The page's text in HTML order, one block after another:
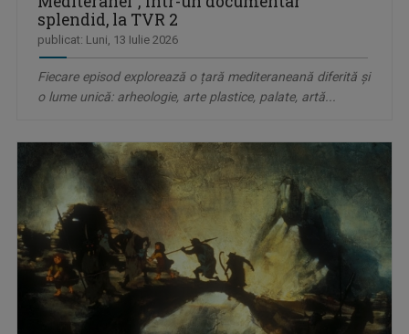
splendid, la TVR 2
publicat: Luni, 13 Iulie 2026
Fiecare episod explorează o țară mediteraneană diferită și
o lume unică: arheologie, arte plastice, palate, artă...